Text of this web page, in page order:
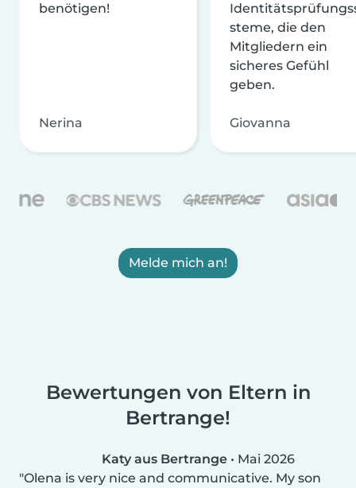
benötigen!
Nerina
steme, die den
Mitgliedern ein
sicheres Gefühl
geben.
Giovanna
Melde mich an!
Bewertungen von Eltern in
Bertrange!
Katy aus Bertrange • Mai 2026
Olena is very nice and communicative. My son